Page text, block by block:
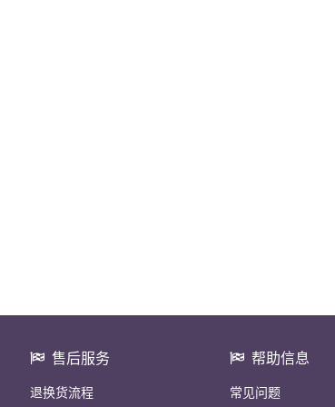
售后服务
退换货流程
帮助信息
常见问题